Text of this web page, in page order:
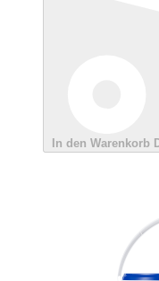
In den Warenkorb